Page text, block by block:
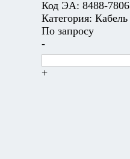
Код ЭА: 8488-7806
Категория: Кабель
По запросу
-
+